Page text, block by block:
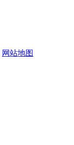
网站地图